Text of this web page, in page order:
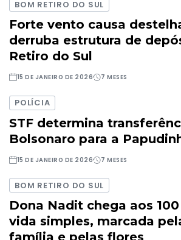
BOM RETIRO DO SUL
Forte vento causa
derruba estrutura de
Retiro do Sul
15 DE JANEIRO DE 2026 7 MESES
POLÍCIA
STF determina
Bolsonaro para a
15 DE JANEIRO DE 2026 7 MESES
BOM RETIRO DO SUL
Dona Nadit chega aos
vida simples, marcada